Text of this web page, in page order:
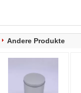
Andere Produkte